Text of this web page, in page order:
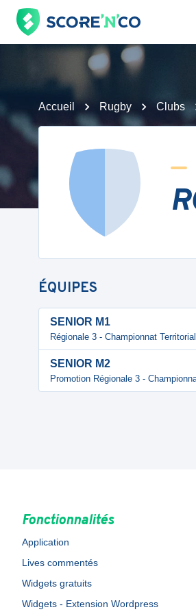
Accueil Rugby Clubs
ÉQUIPES
SENIOR M1
Régionale 3 - Championnat
SENIOR M2
Promotion Régionale 3 -
Fonctionnalités
Application
Lives commentés
Widgets gratuits
Widgets - Extension Wordpress